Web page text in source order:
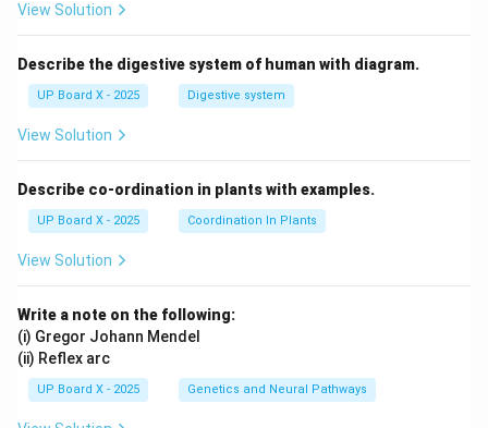
View Solution
Describe the digestive system of human with diagram.
UP Board X - 2025 Digestive system
View Solution
Describe co-ordination in plants with examples.
UP Board X - 2025 Coordination In Plants
View Solution
Write a note on the following:
(i) Gregor Johann Mendel
(ii) Reflex arc
UP Board X - 2025 Genetics and Neural Pathways